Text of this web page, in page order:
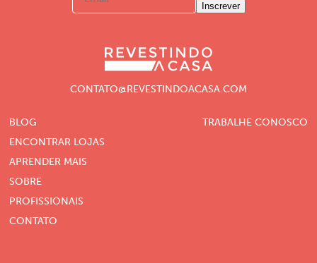
Inscrever
CONTATO@REVESTINDOACASA.COM
BLOG
ENCONTRAR LOJAS
APRENDER MAIS
SOBRE
PROFISSIONAIS
CONTATO
TRABALHE CONOSCO